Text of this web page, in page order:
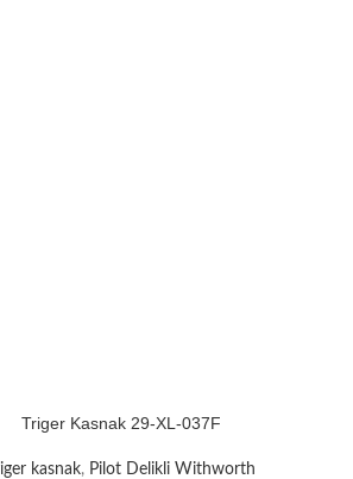
Triger Kasnak 29-XL-037F
kasnak, Pilot Delikli Withworth